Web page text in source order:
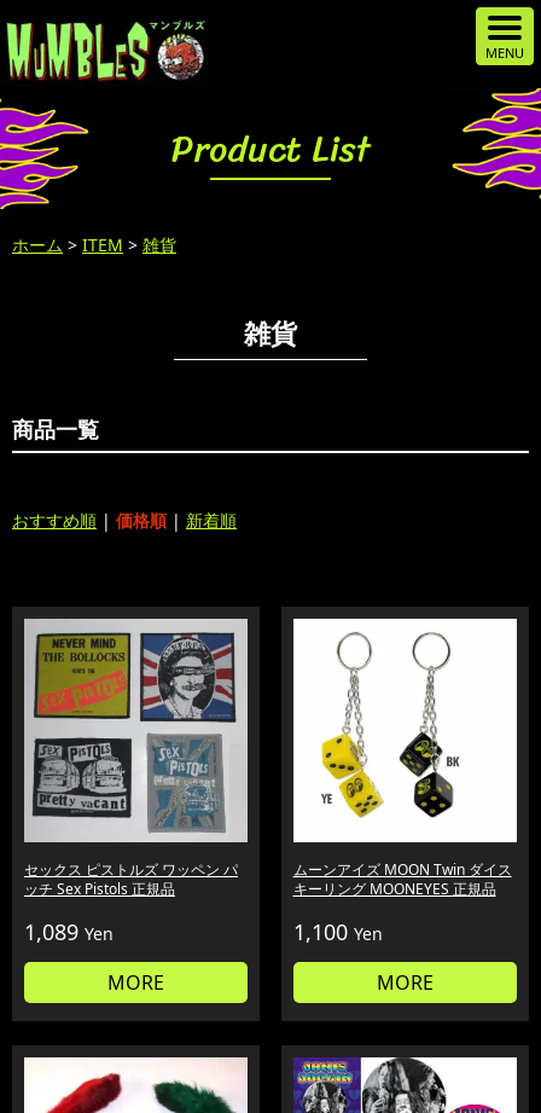
Product List
ホーム > ITEM > 雑貨
雑貨
商品一覧
おすすめ順 | 価格順 | 新着順
セックス ピストルズ ワッペン パ
ッチ Sex Pistols 正規品
1,089 Yen
MORE
ムーンアイズ MOON Twin ダイス
キーリング MOONEYES 正規品
1,100 Yen
MORE